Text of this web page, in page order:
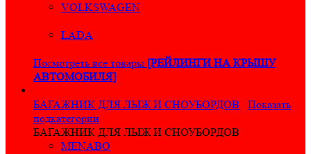
VOLKSWAGEN
LADA
Посмотреть все товары [РЕЙЛИНГИ НА КРЫШУ
АВТОМОБИЛЯ]
БАГАЖНИК ДЛЯ ЛЫЖ И СНОУБОРДОВ
Показать
подкатегории
БАГАЖНИК ДЛЯ ЛЫЖ И СНОУБОРДОВ
MENABO